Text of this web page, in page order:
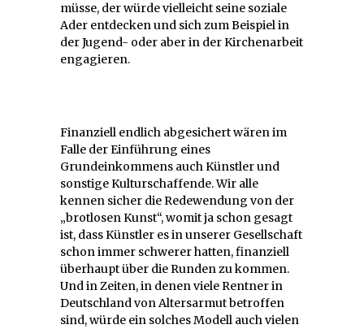
müsse, der würde vielleicht seine soziale
Ader entdecken und sich zum Beispiel in
der Jugend- oder aber in der Kirchenarbeit
engagieren.
Finanziell endlich abgesichert wären im
Falle der Einführung eines
Grundeinkommens auch Künstler und
sonstige Kulturschaffende. Wir alle
kennen sicher die Redewendung von der
„brotlosen Kunst“, womit ja schon gesagt
ist, dass Künstler es in unserer Gesellschaft
schon immer schwerer hatten, finanziell
überhaupt über die Runden zu kommen.
Und in Zeiten, in denen viele Rentner in
Deutschland von Altersarmut betroffen
sind, würde ein solches Modell auch vielen